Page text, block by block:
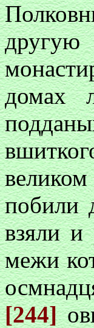
другую
домах
побили
взяли и
межи
[244]